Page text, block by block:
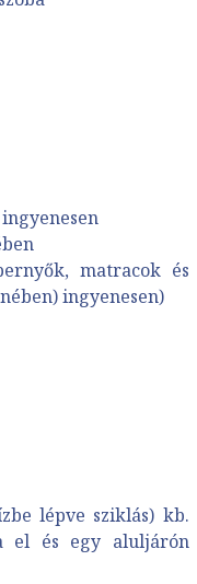
matracok és
ingyenesen)
lépve sziklás) kb.
el és egy aluljárón